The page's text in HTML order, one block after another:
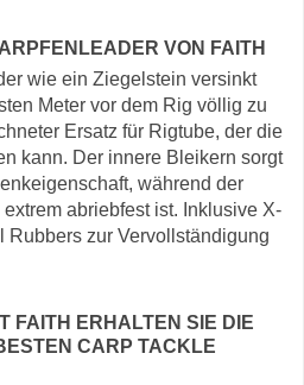
VON FAITH
wie ein Ziegelstein versinkt
Meter vor dem Rig völlig zu
Ersatz für Rigtube, der die
kann. Der innere Bleikern sorgt
während der
abriebfest ist. Inklusive X-
Rubbers zur Vervollständigung
FAITH ERHALTEN SIE DIE
CARP TACKLE